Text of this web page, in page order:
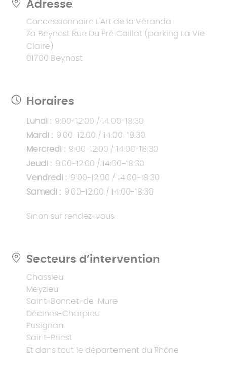
Adresse
Concessionnaire L'Art de la Véranda
Za Beynost Rue Du Pré Caillat (parking La Vie
Claire)
01700 Beynost
Horaires
Lundi : 9:00-12:00 / 14:00-18:30
Mardi : 9:00-12:00 / 14:00-18:30
Mercredi : 9:00-12:00 / 14:00-18:30
Jeudi : 9:00-12:00 / 14:00-18:30
Vendredi : 9:00-12:00 / 14:00-18:30
Samedi : 9:00-12:00 / 14:00-18:30
Sinon sur rendez-vous
Secteurs d’intervention
Chassieu
Meyzieu
Saint-Bonnet-de-Mure
Décines-Charpieu
Pusignan
Saint-Priest
Et dans tout le département du Rhône